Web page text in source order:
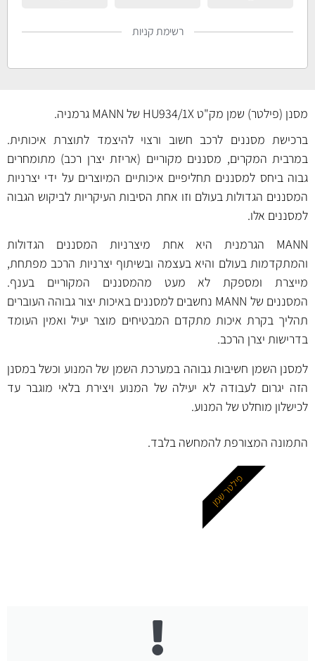
רשימת קניות
מסנן (פילטר) שמן מק"ט HU934/1X של MANN גרמניה.
ברכישת מסננים לרכב חשוב ורצוי להיצמד לתוצרת איכותית.
במרבית המקרים, מסננים מקוריים (אריזת יצרן רכב) מתומחרים
גבוה ביחס למסננים תחליפיים איכותיים המיוצרים על ידי יצרניות
המסננים הגדולות בעולם וזו אחת הסיבות העיקריות לביקוש הגבוה
למסננים אלו.
MANN הגרמנית היא אחת מיצרניות המסננים הגדולות
והמתקדמות בעולם והיא בעצמה ובשיתוף יצרניות הרכב מפתחת,
מייצרת ומספקת לא מעט מהמסננים המקוריים בענף.
המסננים של MANN נחשבים למסננים באיכות יצור גבוהה העוברים
תהליך בקרת איכות מתקדם המבטיחים מוצר יעיל ואמין העומד
בדרישות יצרן הרכב.
למסנן השמן חשיבות גבוהה במערכת השמן של המנוע וכשל במסנן
הזה יגרום לעבודה לא יעילה של המנוע ויצירת בלאי מוגבר עד
לכישלון מוחלט של המנוע.
התמונה המצורפת להמחשה בלבד.
פילטר שמן